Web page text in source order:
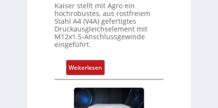
Kaiser stellt mit Agro ein
hochrobustes, aus rostfreiem
Stahl A4 (V4A) gefertigtes
Druckausgleichselement mit
M12x1.5-Anschlussgewinde
eingeführt.
Weiterlesen:
D
r
u